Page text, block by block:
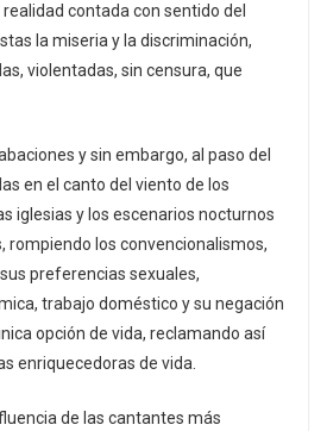
contada con sentido del
la miseria y la discriminación,
violentadas, sin censura, que
y sin embargo, al paso del
en el canto del viento de los
iglesias y los escenarios nocturnos
rompiendo los convencionalismos,
preferencias sexuales,
trabajo doméstico y su negación
opción de vida, reclamando así
enriquecedoras de vida.
de las cantantes más